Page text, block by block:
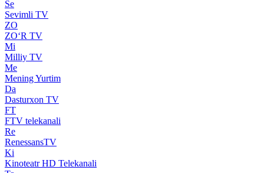
Se
Sevimli TV
ZO
ZO‘R TV
Mi
Milliy TV
Me
Mening Yurtim
Da
Dasturxon TV
FT
FTV telekanali
Re
RenessansTV
Ki
Kinoteatr HD Telekanali